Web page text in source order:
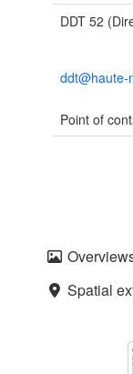
DDT 52
ddt@haute-
Point of
Spatial